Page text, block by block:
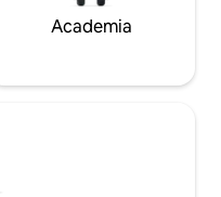
Academia